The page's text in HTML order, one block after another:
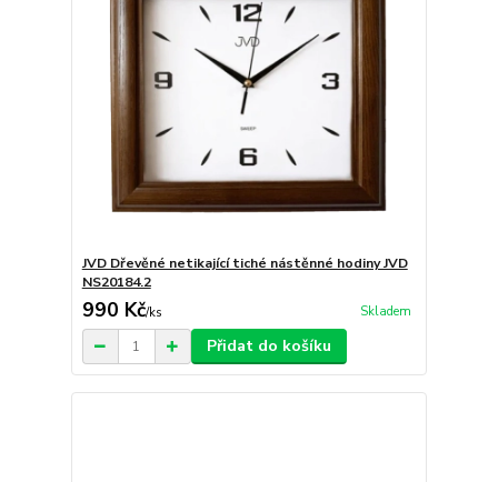
JVD Dřevěné netikající tiché nástěnné hodiny JVD
NS20184.2
990 Kč/ks Skladem
Přidat do košíku